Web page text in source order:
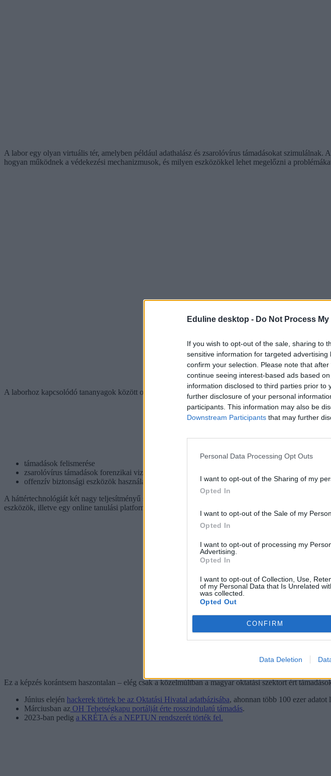
Eduline desktop - Do Not Process
If you wish to opt-out of the sale, sharing to
sensitive information for targeted
confirm your selection. Please note that
continue seeing interest-based ads based
information disclosed to third parties prior
further disclosure of your personal
participants. This information may also be
Downstream Participants that may further
Personal Data Processing Opt Outs
I want to opt-out of the Sharing of my
Opted In
I want to opt-out of the Sale of my
Opted In
I want to opt-out of processing my
Advertising.
Opted In
I want to opt-out of Collection, Use,
of my Personal Data that Is Unrelated
was collected.
Opted Out
CONFIRM
Data Deletion
A labor egy olyan virtuális tér, amelyben például adathalász és zsarolóvírus támadásokat
hogyan működnek a védekezési mechanizmusok, és milyen eszközökkel lehet megelőzni a
A laborhoz kapcsolódó tananyagok között olyan témák szerepelnek, mint:
támadások felismerése
zsarolóvírus támadások forenzikai vizsgálata
offenzív biztonsági eszközök használata
A háttértechnológiát két nagy teljesítményű szerver biztosítja, a labor kialakításában pedig egy,
eszközök, illetve egy online tanulási platform is.
Ez a képzés korántsem haszontalan – elég csak a közelmúltban a magyar oktatási szektort ért
Június elején hackerek törtek be az Oktatási Hivatal adatbázisába, ahonnan több 100 ezer adatot
Márciusban az OH Tehetségkapu portálját érte rosszindulatú támadás.
2023-ban pedig a KRÉTA és a NEPTUN rendszerét törték fel.